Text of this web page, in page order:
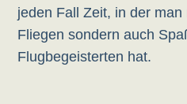
jeden Fall Zeit, in der
Fliegen sondern auch
Flugbegeisterten hat.